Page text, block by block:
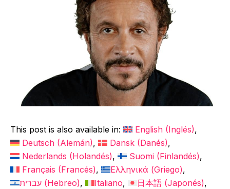
This post is also available in: English(Inglés)
Deutsch(Alemán) Dansk(Danés)
Nederlands (Holandés) Suomi(Finlandés)
Français (Francés) Ελληνικά (Griego)
עברית (Hebreo) Italiano 日本語 (Japonés)